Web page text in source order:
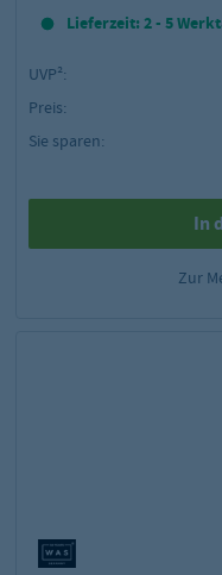
Lieferzeit: 2 - 5
UVP²:
Preis:
Sie sparen:
In
Zur